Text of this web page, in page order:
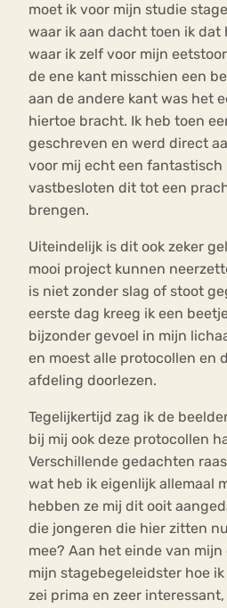
moet ik voor mijn studie
waar ik aan dacht toen ik dat
waar ik zelf voor mijn
de ene kant misschien een
aan de andere kant was het
hiertoe bracht. Ik heb toen
geschreven en werd direct
voor mij echt een fantastisch
vastbesloten dit tot een
brengen.
Uiteindelijk is dit ook zeker
mooi project kunnen
is niet zonder slag of stoot
eerste dag kreeg ik een
bijzonder gevoel in mijn
en moest alle protocollen en
afdeling doorlezen.
Tegelijkertijd zag ik de
bij mij ook deze protocollen
Verschillende gedachten
wat heb ik eigenlijk allemaal
hebben ze mij dit ooit
die jongeren die hier zitten
mee? Aan het einde van
mijn stagebegeleidster hoe
zei prima en zeer